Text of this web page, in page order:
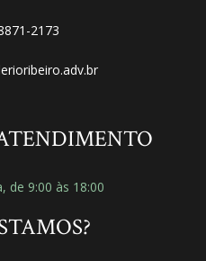
2173
de 9:00 às 18:00